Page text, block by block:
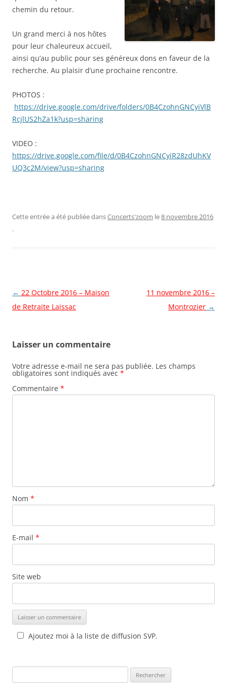
chemin du retour.
Un grand merci à nos hôtes
pour leur chaleureux accueil,
ainsi qu’au public pour ses généreux dons en faveur de la
recherche. Au plaisir d’une prochaine rencontre.
PHOTOS :
https://drive.google.com/drive/folders/0B4CzohnGNCyiVlB
RcjlUS2hZa1k?usp=sharing
VIDEO :
https://drive.google.com/file/d/0B4CzohnGNCyiR28zdUhKV
UQ3c2M/view?usp=sharing
Cette entrée a été publiée dansConcerts'zoom le8 novembre 2016
.
Navigation
des
← 22 Octobre 2016 – Maison
de Retraite Laissac
11 novembre 2016 –
Montrozier →
Laisser un commentaire
Votre adresse e-mail ne sera pas publiée. Les champs
obligatoires sont indiqués avec *
Commentaire *
Nom *
E-mail *
Site web
Ajoutez moi à la liste de diffusion SVP.